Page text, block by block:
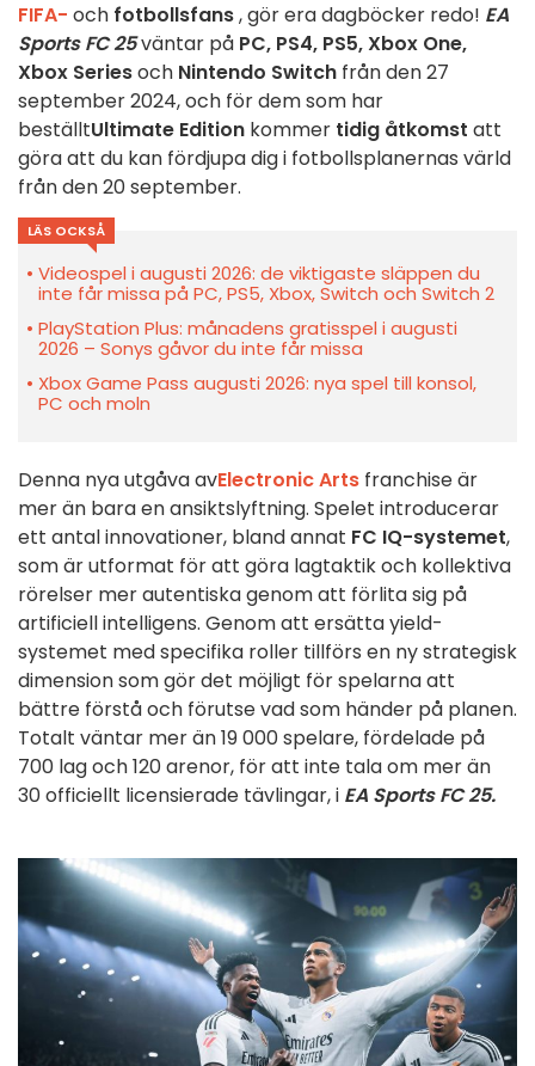
FIFA- och fotbollsfans, gör era dagböcker redo! EA
Sports FC 25väntar på PC, PS4, PS5, Xbox One,
Xbox Seriesoch Nintendo Switch från den 27
september 2024, och för dem som har
beställtUltimate Edition kommer tidig åtkomst att
göra att du kan fördjupa dig i fotbollsplanernas värld
från den 20 september.
LÄS OCKSÅ
Videospel i augusti 2026: de viktigaste släppen du
inte får missa på PC, PS5, Xbox, Switch och Switch 2
PlayStation Plus: månadens gratisspel i augusti
2026 – Sonys gåvor du inte får missa
Xbox Game Pass augusti 2026: nya spel till konsol,
PC och moln
Denna nya utgåva avElectronic Arts franchise är
mer än bara en ansiktslyftning. Spelet introducerar
ett antal innovationer, bland annat FC IQ-systemet,
som är utformat för att göra lagtaktik och kollektiva
rörelser mer autentiska genom att förlita sig på
artificiell intelligens. Genom att ersätta yield-
systemet med specifika roller tillförs en ny strategisk
dimension som gör det möjligt för spelarna att
bättre förstå och förutse vad som händer på planen.
Totalt väntar mer än 19 000 spelare, fördelade på
700 lag och 120 arenor, för att inte tala om mer än
30 officiellt licensierade tävlingar, i EA Sports FC 25.